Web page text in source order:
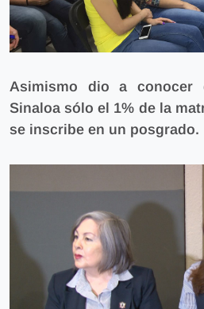
Asimismo dio a conocer
Sinaloa sólo el 1% de la
se inscribe en un posgrado.